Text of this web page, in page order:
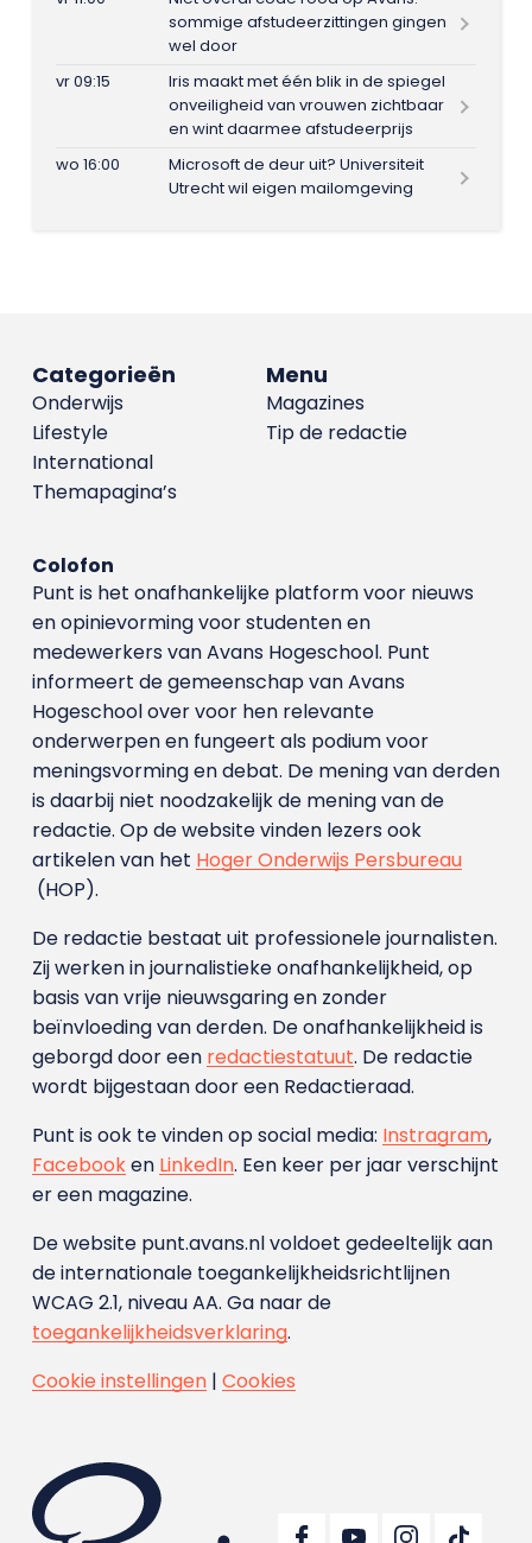
sommige afstudeerzittingen gingen
wel door
vr 09:15
Iris maakt met één blik in de spiegel
onveiligheid van vrouwen zichtbaar
en wint daarmee afstudeerprijs
wo 16:00
Microsoft de deur uit? Universiteit
Utrecht wil eigen mailomgeving
Menu
Magazines
Tip de redactie
Categorieën
Onderwijs
Lifestyle
International
Themapagina’s
Colofon
Punt is het onafhankelijke platform voor nieuws
en opinievorming voor studenten en
medewerkers van Avans Hoge­school. Punt
informeert de gemeenschap van Avans
Hogeschool over voor hen relevante
onderwerpen en fungeert als podium voor
meningsvorming en debat. De mening van derden
is daarbij niet noodzakelijk de mening van de
redactie. Op de website vinden lezers ook
artikelen van het Hoger Onderwijs Persbureau
(HOP).
De redactie bestaat uit professionele journalisten.
Zij werken in journalistieke onafhankelijkheid, op
basis van vrije nieuwsgaring en zonder
beïnvloeding van derden. De onafhankelijkheid is
geborgd door een redactiestatuut. De redactie
wordt bijgestaan door een Redactieraad.
Punt is ook te vinden op social media: Instragram,
Facebooken LinkedIn. Een keer per jaar verschijnt
er een magazine.
De website punt.avans.nl voldoet gedeeltelijk aan
de internationale toegankelijkheidsrichtlijnen
WCAG 2.1, niveau AA. Ga naar de
toegankelijkheidsverklaring.
Cookie instellingen| Cookies